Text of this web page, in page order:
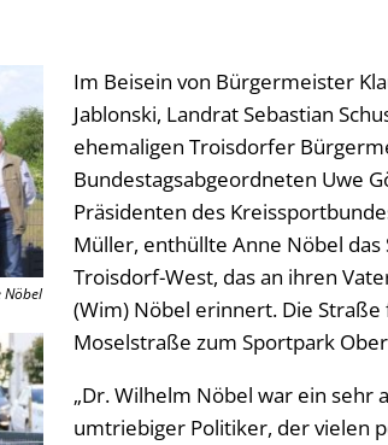
Nöbel
Im Beisein von Bürgermeister
Jablonski, Landrat Sebastian
ehemaligen Troisdorfer
Bundestagsabgeordneten Uwe
Präsidenten des
Müller, enthüllte Anne Nöbel das
Troisdorf-West, das an ihren
(Wim) Nöbel erinnert. Die
Moselstraße zum Sportpark
„Dr. Wilhelm Nöbel war ein sehr
umtriebiger Politiker, der vielen